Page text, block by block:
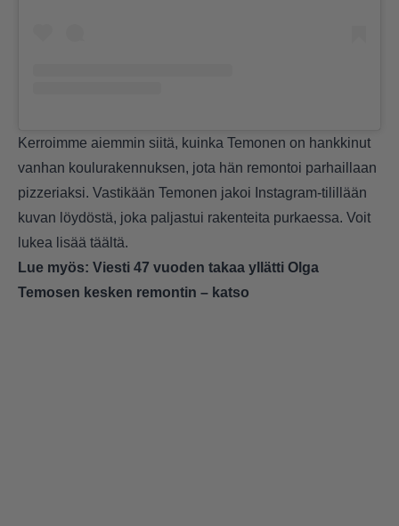
Kerroimme aiemmin siitä, kuinka Temonen on hankkinut
vanhan koulurakennuksen, jota hän remontoi parhaillaan
pizzeriaksi. Vastikään Temonen jakoi Instagram-tilillään
kuvan löydöstä, joka paljastui rakenteita purkaessa. Voit
lukea lisää täältä.
Lue myös: Viesti 47 vuoden takaa yllätti Olga
Temosen kesken remontin – katso